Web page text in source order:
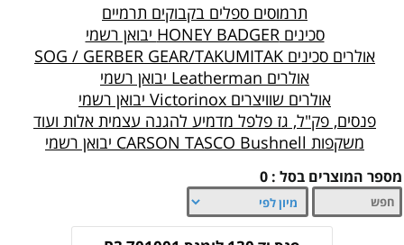
תרמוסים ספלים בקבוקים תרמיים
סכינים HONEY BADGER יבואן רשמי
אולרים סכינים SOG / GERBER GEAR/TAKUMITAK
אולרים Leatherman יבואן רשמי
אולרים שוויצרים Victorinox יבואן רשמי
פנסים, פק"ל, גז פלפל מדמיע להגנה עצמית אלות ועוד
משקפות CARSON TASCO Bushnell יבואן רשמי
מספר המוצרים בסל : 0